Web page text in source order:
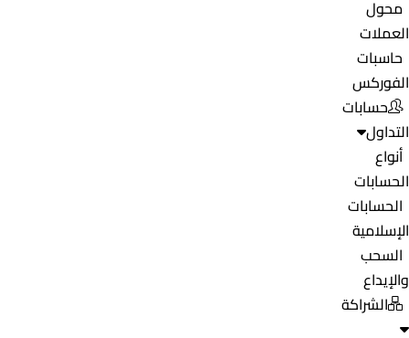
محول
العملات
حاسبات
الفوركس
حسابات
التداول
أنواع
الحسابات
الحسابات
الإسلامية
السحب
والإيداع
الشراكة